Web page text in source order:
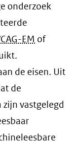
onderzoek
EM of
de eisen. Uit
de
vastgelegd